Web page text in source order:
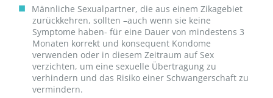
Männliche Sexualpartner, die aus einem Zikagebiet
zurückkehren, sollten –auch wenn sie keine
Symptome haben- für eine Dauer von mindestens 3
Monaten korrekt und konsequent Kondome
verwenden oder in diesem Zeitraum auf Sex
verzichten, um eine sexuelle Übertragung zu
verhindern und das Risiko einer Schwangerschaft zu
vermindern.